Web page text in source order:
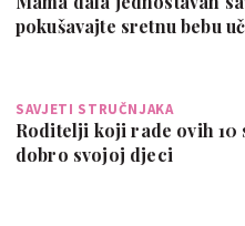
pokušavajte sretnu bebu
SAVJETI STRUČNJAKA
Roditelji koji rade ovih 10
dobro svojoj djeci